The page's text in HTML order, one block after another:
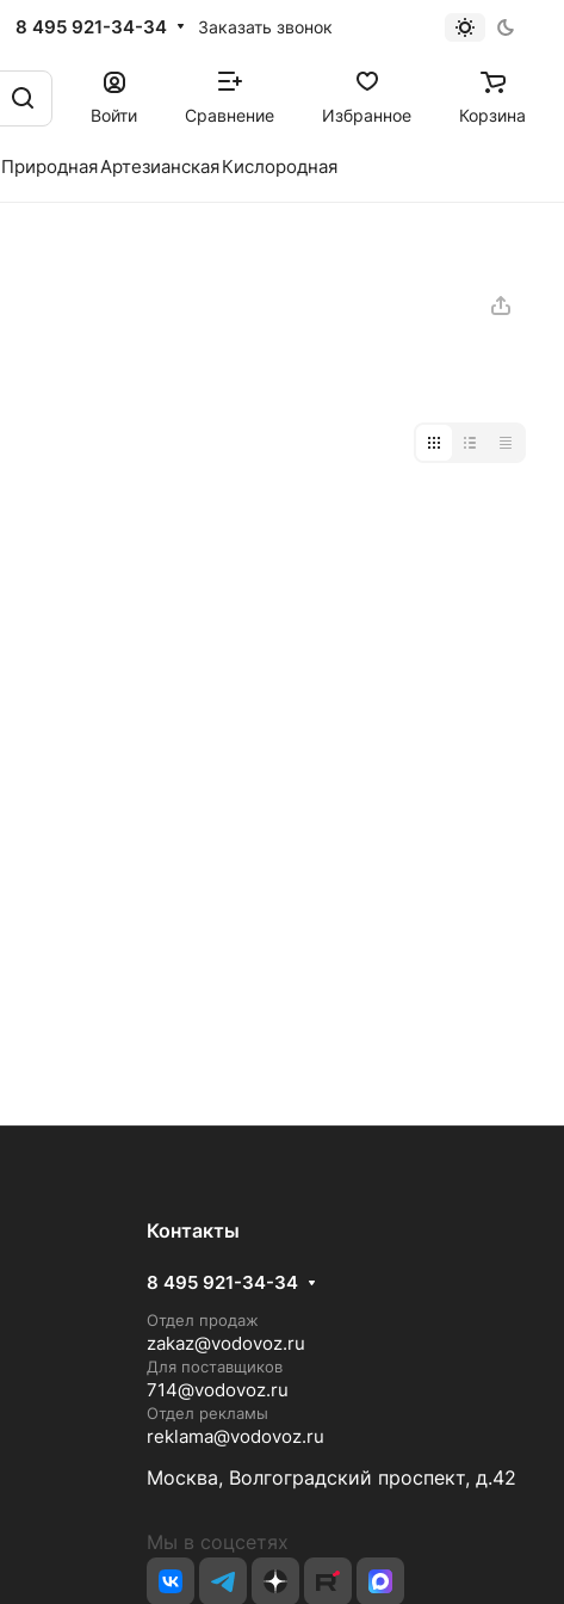
8 495 921-34-34 Заказать звонок
Войти Сравнение Избранное Корзина
ПрироднаяАртезианскаяКислородная
Контакты
8 495 921-34-34
Отдел продаж
zakaz@vodovoz.ru
Для поставщиков
714@vodovoz.ru
Отдел рекламы
reklama@vodovoz.ru
Москва, Волгоградский проспект, д.42
Мы в соцсетях